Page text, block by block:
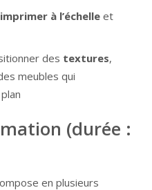
imprimer à l’échelle et
des textures,
meubles qui
(durée :
en plusieurs